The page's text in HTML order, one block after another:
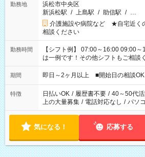
勤務地
浜松市中央区
新浜松駅 / 上島駅 / 助信駅 / …
介護施設や病院など ★自宅近く
相談ください
勤務時間
【シフト例】 07:00～16:00 09:00～
は一例です！その他シフトもご相談
期間 即日～2ヶ月以上 ■開始日の相談OK
特徴 日払いOK / 履歴書不要 / 40～50代
上の大量募集 / 電話対応なし / パソ
気になる！ 応募する